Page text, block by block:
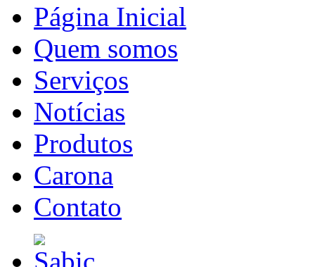
Página Inicial
Quem somos
Serviços
Notícias
Produtos
Carona
Contato